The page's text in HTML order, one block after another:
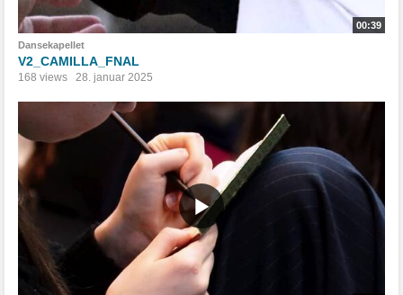
00:39
Dansekapellet
V2_CAMILLA_FNAL
168 views 28. januar 2025